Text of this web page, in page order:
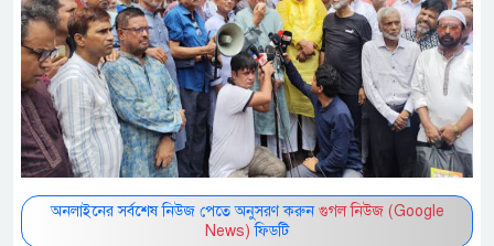
অনলাইনের সর্বশেষ নিউজ পেতে অনুসরণ করুন গুগল নিউজ (Google
News) ফিডটি